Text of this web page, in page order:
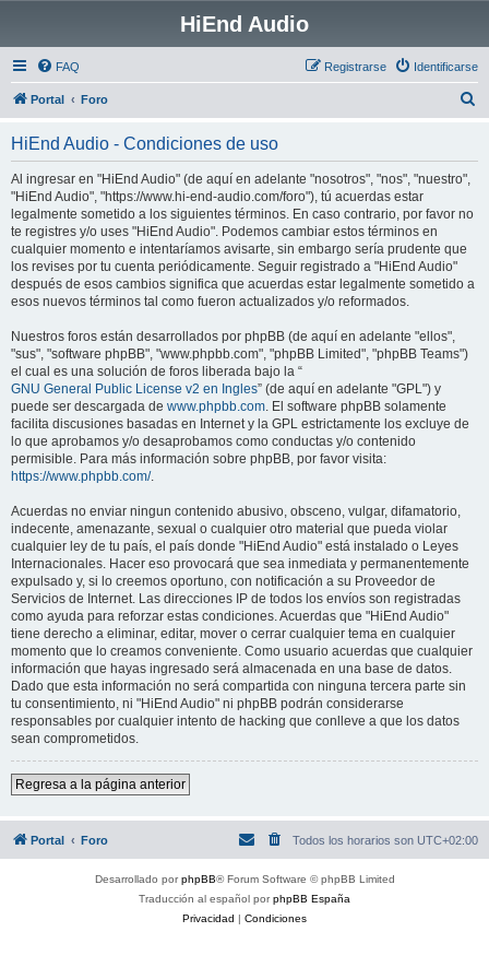
HiEnd Audio
FAQ Identificarse
Registrarse
Portal Foro
HiEnd Audio - Condiciones de uso
Al ingresar en "HiEnd Audio" (de aquí en adelante "nosotros", "nos", "nuestro",
"HiEnd Audio", "https://www.hi-end-audio.com/foro"), tú acuerdas estar
legalmente sometido a los siguientes términos. En caso contrario, por favor no
te registres y/o uses "HiEnd Audio". Podemos cambiar estos términos en
cualquier momento e intentaríamos avisarte, sin embargo sería prudente que
los revises por tu cuenta periódicamente. Seguir registrado a "HiEnd Audio"
después de esos cambios significa que acuerdas estar legalmente sometido a
esos nuevos términos tal como fueron actualizados y/o reformados.
Nuestros foros están desarrollados por phpBB (de aquí en adelante "ellos",
"sus", "software phpBB", "www.phpbb.com", "phpBB Limited", "phpBB Teams")
el cual es una solución de foros liberada bajo la “
GNU General Public License v2 en Ingles” (de aquí en adelante "GPL") y
puede ser descargada de www.phpbb.com. El software phpBB solamente
facilita discusiones basadas en Internet y la GPL estrictamente los excluye de
lo que aprobamos y/o desaprobamos como conductas y/o contenido
permisible. Para más información sobre phpBB, por favor visita:
https://www.phpbb.com/.
Acuerdas no enviar ningun contenido abusivo, obsceno, vulgar, difamatorio,
indecente, amenazante, sexual o cualquier otro material que pueda violar
cualquier ley de tu país, el país donde "HiEnd Audio" está instalado o Leyes
Internacionales. Hacer eso provocará que sea inmediata y permanentemente
expulsado y, si lo creemos oportuno, con notificación a su Proveedor de
Servicios de Internet. Las direcciones IP de todos los envíos son registradas
como ayuda para reforzar estas condiciones. Acuerdas que "HiEnd Audio"
tiene derecho a eliminar, editar, mover o cerrar cualquier tema en cualquier
momento que lo creamos conveniente. Como usuario acuerdas que cualquier
información que hayas ingresado será almacenada en una base de datos.
Dado que esta información no será compartida con ninguna tercera parte sin
tu consentimiento, ni "HiEnd Audio" ni phpBB podrán considerarse
responsables por cualquier intento de hacking que conlleve a que los datos
sean comprometidos.
Regresa a la página anterior
Portal Foro Todos los horarios son UTC+02:00
Desarrollado porphpBB® Forum Software © phpBB Limited
Traducción al español porphpBB España
Privacidad | Condiciones